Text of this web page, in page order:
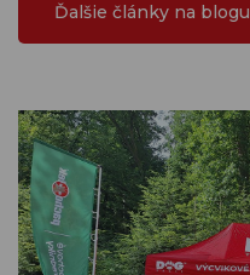
Ďalšie články na blogu